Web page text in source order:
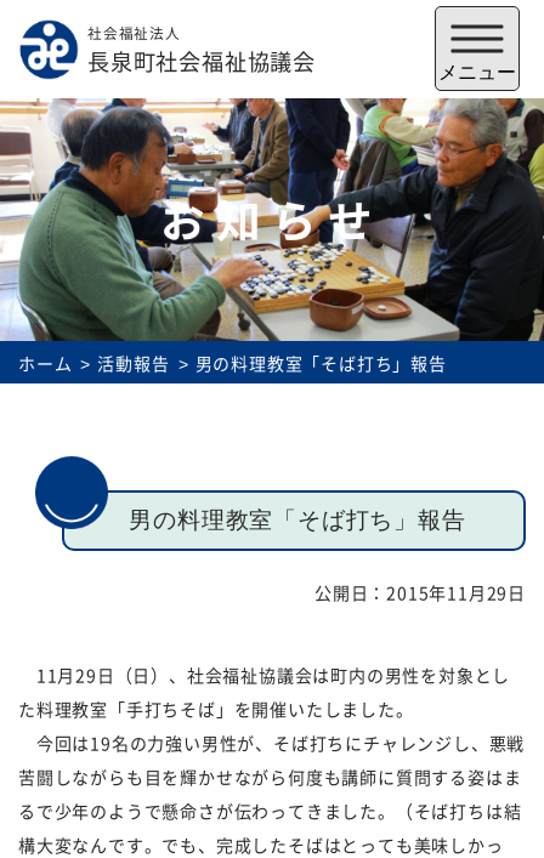
社会福祉法人
長泉町社会福祉協議会 メニュー
メニューを閉じる
社協とは サービス
規約・様式
採用 あゆみ（沿革）
お問い合せ お知らせ
リンク
お知らせ
ホーム 活動報告 男の料理教室「そば打ち」報告
男の料理教室「そば打ち」報告
公開日：2015年11月29日
11月29日（日）、社会福祉協議会は町内の男性を対象とし
た料理教室「手打ちそば」を開催いたしました。
今回は19名の力強い男性が、そば打ちにチャレンジし、悪戦
苦闘しながらも目を輝かせながら何度も講師に質問する姿はま
るで少年のようで懸命さが伝わってきました。（そば打ちは結
構大変なんです。でも、完成したそばはとっても美味しかっ